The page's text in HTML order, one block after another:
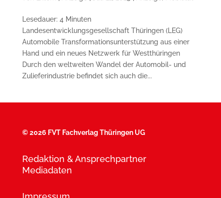
Lesedauer: 4 Minuten
Landesentwicklungsgesellschaft Thüringen (LEG)
Automobile Transformationsunterstützung aus einer
Hand und ein neues Netzwerk für West­thü­rin­gen
Durch den weltweiten Wandel der Automobil- und
Zulieferindustrie befindet sich auch die...
©2026 FVT Fachverlag Thüringen UG
Redaktion & Ansprechpartner
Mediadaten